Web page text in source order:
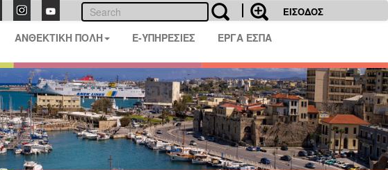
ΕΙΣΟΔΟΣ
ΑΝΘΕΚΤΙΚΗ ΠΟΛΗ E-ΥΠΗΡΕΣΙΕΣ ΕΡΓΑ ΕΣΠΑ